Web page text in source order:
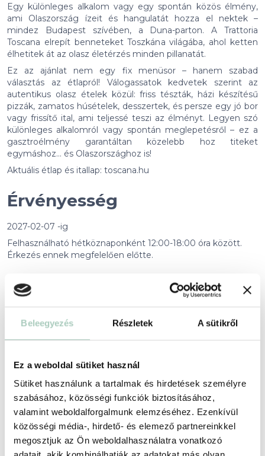
Beleegyezés Részletek A sütikről
Ez a weboldal sütiket használ
Sütiket használunk a tartalmak és hirdetések személyre
szabásához, közösségi funkciók biztosításához,
valamint weboldalforgalmunk elemzéséhez. Ezenkívül
közösségi média-, hirdető- és elemező partnereinkkel
megosztjuk az Ön weboldalhasználatra vonatkozó
Egy különleges alkalom vagy egy spontán közös élmény,
ami Olaszország ízeit és hangulatát hozza el nektek –
mindez Budapest szívében, a Duna-parton. A Trattoria
Toscana elrepít benneteket Toszkána világába, ahol ketten
élhetitek át az olasz életérzés minden pillanatát.
Ez az ajánlat nem egy fix menüsor – hanem szabad
választás az étlapról! Válogassatok kedvetek szerint az
autentikus olasz ételek közül: friss tészták, házi készítésű
pizzák, zamatos húsételek, desszertek, és persze egy jó bor
vagy frissítő ital, ami teljessé teszi az élményt. Legyen szó
különleges alkalomról vagy spontán meglepetésről – ez a
gasztroélmény garantáltan közelebb hoz titeket
egymáshoz… és Olaszországhoz is!
Aktuális étlap és itallap: toscana.hu
Érvényesség
2027-02-07 -ig
Felhasználható hétköznaponként 12:00-18:00 óra között.
Érkezés ennek megfelelően előtte.
Foglalási feltételek +
Partnerünkről
Helyszín
Trattoria Toscana
1056 Budapest Belgrád rakpart 13-15
https://www.toscana.hu/